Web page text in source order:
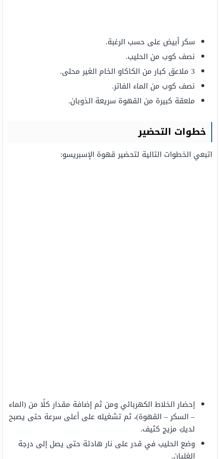
سكر أبيض على حسب الرغبة.
نصف كوب من الحليب.
3 ملاعق كبار من الكاكاو الخام الغير محلى.
نصف كوب من الماء الفاتر.
ملعقة كبيرة من القهوة سريعة الذوبان.
خطوات التحضير
اتبعي الخطوات التالية لتحضير قهوة الإسبريسو:
إحضار الخلاط الكهربائي ومن ثم إضافة مقدار كلًا من (الماء
– السكر – القهوة)، ثم تشغيله على أعلى سرعة حتى يصبح
لديكِ مزيج كثيف.
وضع الحليب في قدر على نار هادئة حتى يصل إلى درجة
الغليان.